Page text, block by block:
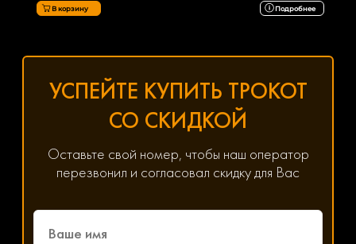
В корзину Подробнее
УСПЕЙТЕ КУПИТЬ ТРОКОТ
СО СКИДКОЙ
Оставьте свой номер, чтобы наш оператор
перезвонил и согласовал скидку для Вас